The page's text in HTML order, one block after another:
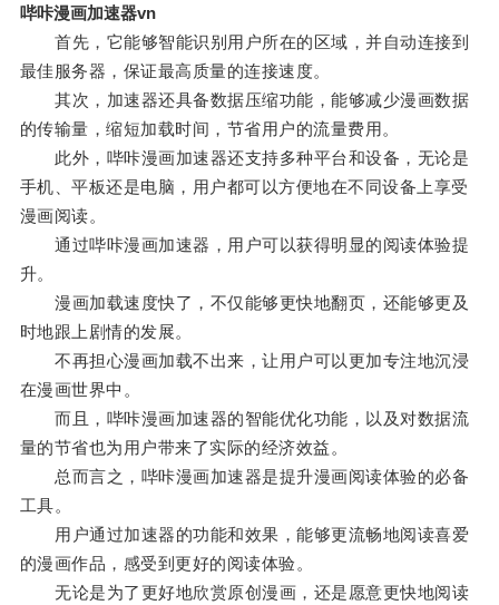
哔咔漫画加速器vn
首先，它能够智能识别用户所在的区域，并自动连接到
最佳服务器，保证最高质量的连接速度。
其次，加速器还具备数据压缩功能，能够减少漫画数据
的传输量，缩短加载时间，节省用户的流量费用。
此外，哔咔漫画加速器还支持多种平台和设备，无论是
手机、平板还是电脑，用户都可以方便地在不同设备上享受
漫画阅读。
通过哔咔漫画加速器，用户可以获得明显的阅读体验提
升。
漫画加载速度快了，不仅能够更快地翻页，还能够更及
时地跟上剧情的发展。
不再担心漫画加载不出来，让用户可以更加专注地沉浸
在漫画世界中。
而且，哔咔漫画加速器的智能优化功能，以及对数据流
量的节省也为用户带来了实际的经济效益。
总而言之，哔咔漫画加速器是提升漫画阅读体验的必备
工具。
用户通过加速器的功能和效果，能够更流畅地阅读喜爱
的漫画作品，感受到更好的阅读体验。
无论是为了更好地欣赏原创漫画，还是愿意更快地阅读